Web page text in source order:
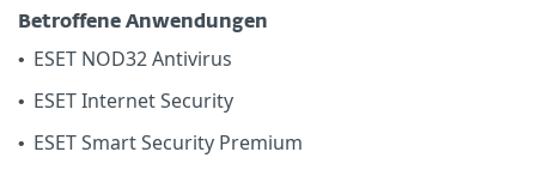
Betroffene Anwendungen
• ESET NOD32 Antivirus
• ESET Internet Security
• ESET Smart Security Premium